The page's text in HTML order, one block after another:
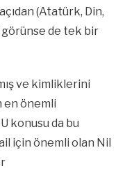
(Atatürk, Din,
de tek bir
ve kimliklerini
en önemli
konusu da bu
için önemli olan Nil